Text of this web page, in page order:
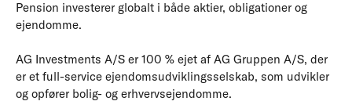
Pension investerer globalt i både aktier, obligationer og
ejendomme.
AG Investments A/S er 100 % ejet af AG Gruppen A/S, der
er et full-service ejendomsudviklingsselskab, som udvikler
og opfører bolig- og erhvervsejendomme.